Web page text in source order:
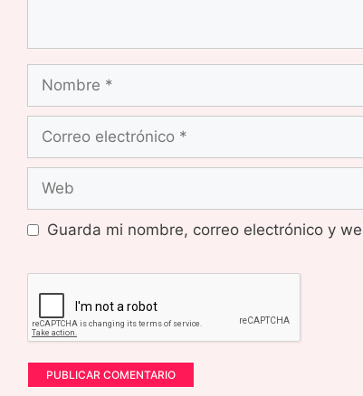
electrónico
Guarda mi nombre, correo electrónico y